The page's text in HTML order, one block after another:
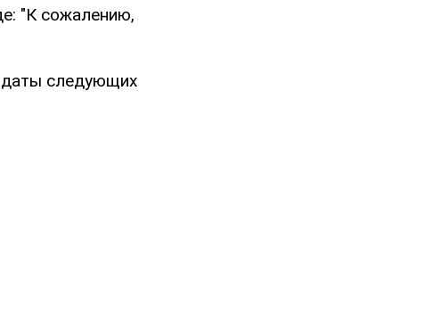
"К сожалению,
даты следующих